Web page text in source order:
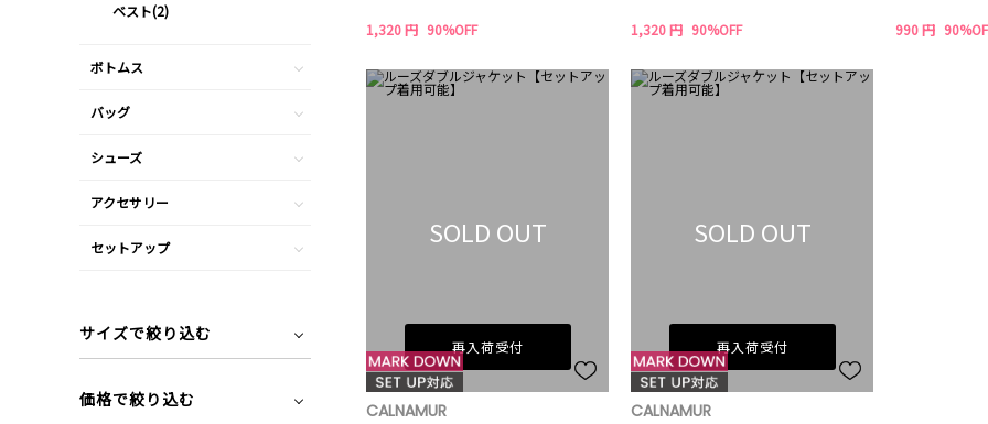
1,320 円 90%OFF 1,320 円 90%OFF 990 円
SOLD OUT
再入荷受付
CALNAMUR
SOLD OUT
再入荷受付
CALNAMUR
ベスト(2)
ボトムス
バッグ
シューズ
アクセサリー
セットアップ
サイズで絞り込む
価格で絞り込む